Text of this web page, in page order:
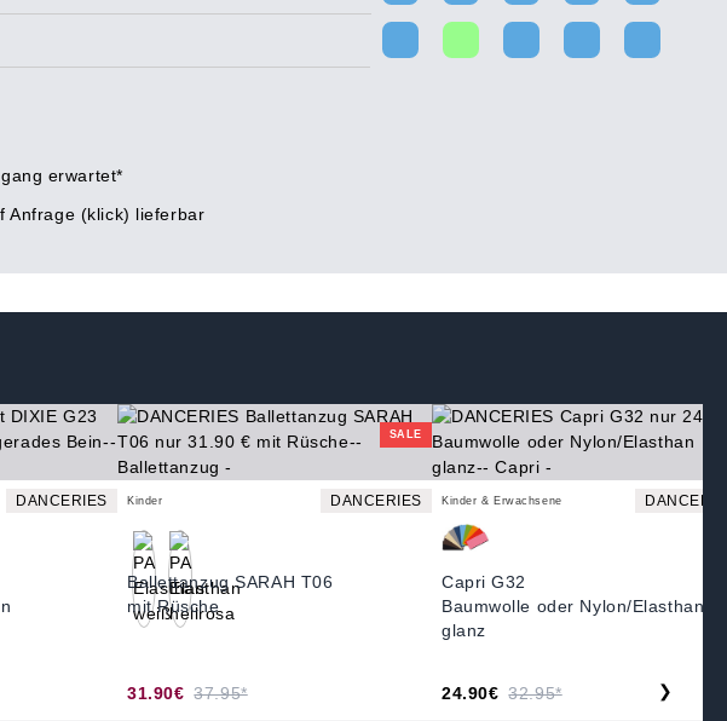
erwartet*
Anfrage (klick) lieferbar
DANCERIES
SALE
Kinder DANCERIES
Ballettanzug SARAH T06
mit Rüsche
31.90€ 37.95*
Kinder & Erwachsene
Capri G32
Baumwolle oder Nylon/Elasthan
glanz
24.90€ 32.95* ❯